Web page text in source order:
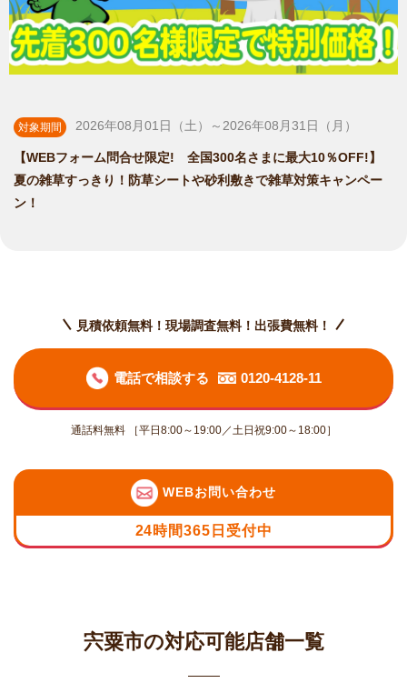
対象期間 2026年08月01日（土）～2026年08月31日（月）
【WEBフォーム問合せ限定! 全国300名さまに最大10％OFF!】
夏の雑草すっきり！防草シートや砂利敷きで雑草対策キャンペー
ン！
見積依頼無料！現場調査無料！出張費無料！
電話で相談する 0120-4128-11
通話料無料 ［平日8:00～19:00／土日祝9:00～18:00］
WEBお問い合わせ
24時間365日受付中
宍粟市の対応可能店舗一覧